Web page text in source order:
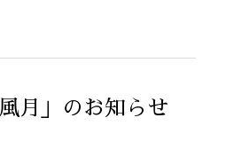
月」のお知らせ